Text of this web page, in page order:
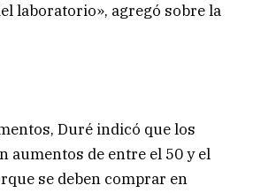
laboratorio», agregó sobre la
Duré indicó que los
aumentos de entre el 50 y el
se deben comprar en